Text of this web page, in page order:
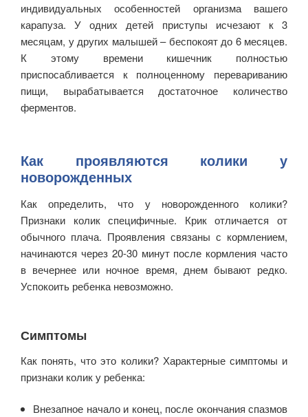
индивидуальных особенностей организма вашего
карапуза. У одних детей приступы исчезают к 3
месяцам, у других малышей – беспокоят до 6 месяцев.
К этому времени кишечник полностью
приспосабливается к полноценному перевариванию
пищи, вырабатывается достаточное количество
ферментов.
Как проявляются колики у
новорожденных
Как определить, что у новорожденного колики?
Признаки колик специфичные. Крик отличается от
обычного плача. Проявления связаны с кормлением,
начинаются через 20-30 минут после кормления часто
в вечернее или ночное время, днем бывают редко.
Успокоить ребенка невозможно.
Симптомы
Как понять, что это колики? Характерные симптомы и
признаки колик у ребенка:
Внезапное начало и конец, после окончания спазмов